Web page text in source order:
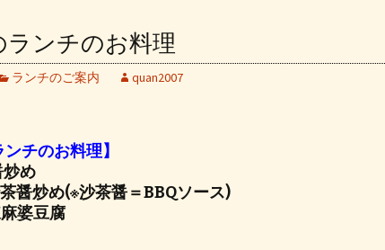
ンチのお料理
ランチのご案内 quan2007
チのお料理】
め
醤炒め(※沙茶醤＝BBQソース)
婆豆腐